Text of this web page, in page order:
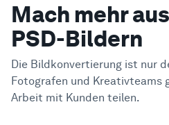
Mach mehr
PSD-Bildern
Die Bildkonvertierung ist nur
Fotografen und Kreativteams
Arbeit mit Kunden teilen.